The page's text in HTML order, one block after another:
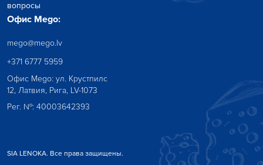
вопросы
Офис Mego:
mego@mego.lv
+371 6777 5959
Офис Mego: ул. Крустпилс
12, Латвия, Рига, LV-1073
Рег. №: 40003642393
SIA LENOKA. Все права защищены.